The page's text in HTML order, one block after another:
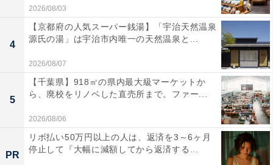
ソースパンとフライパンが2点ずつ入っている
2026/08/03
4
【京都府の人気スーパー銭湯】「宇治天然温泉
源氏の湯」は宇治市内唯一の天然温泉と...
2026/08/07
5
【千葉県】918㎡の県内最大級マーケットか
ら、廃校をリノベした直売所まで。ファー...
2026/08/06
PR
リボ払い50万円以上の人は、返済を3～6ヶ月
停止して『大幅に減額してから返済する...